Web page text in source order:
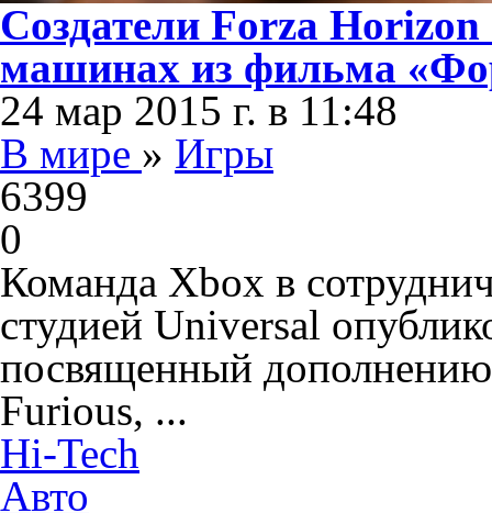
Создатели Forza
машинах из фильма
24 мар 2015 г. в 11:48
В мире » Игры
6399
0
Команда Xbox в
студией Universal
посвященный
Furious, ...
Hi-Tech
Авто